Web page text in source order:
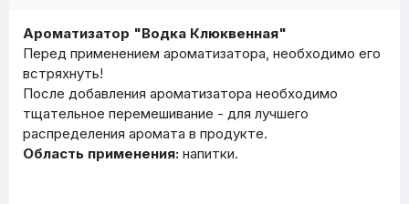
Ароматизатор "Водка Клюквенная"
Перед применением ароматизатора, необходимо его
встряхнуть!
После добавления ароматизатора необходимо
тщательное перемешивание - для лучшего
распределения аромата в продукте.
Область применения: напитки.